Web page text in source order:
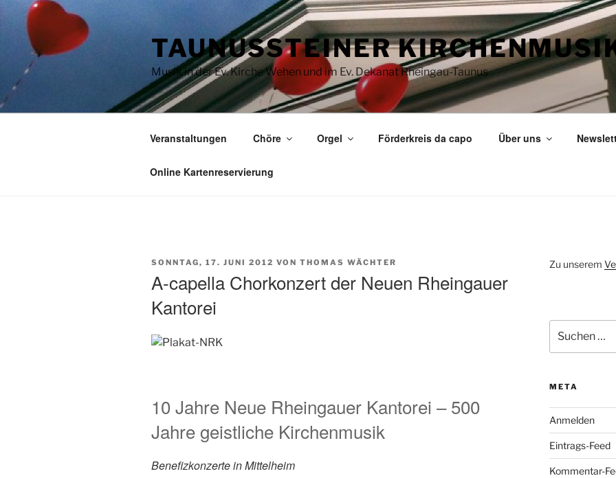
Zum
Inhalt
springen
TAUNUSSTEINER
Musik in der Ev. Kirche Wehen und im Ev. Dekanat Rheingau-Taunus
Veranstaltungen Chöre Orgel Förderkreis da capo Über uns
Online Kartenreservierung
VERÖFFENTLICHT
SONNTAG, 17. JUNI 2012 VON THOMAS WÄCHTER
A-capella Chorkonzert der Neuen Rheingauer
Kantorei
10 Jahre Neue Rheingauer Kantorei – 500
Jahre geistliche Kirchenmusik
Benefizkonzerte in Mittelheim
Zu unserem
nach:
META
Anmelden
Eintrags-Feed
Kommentar-